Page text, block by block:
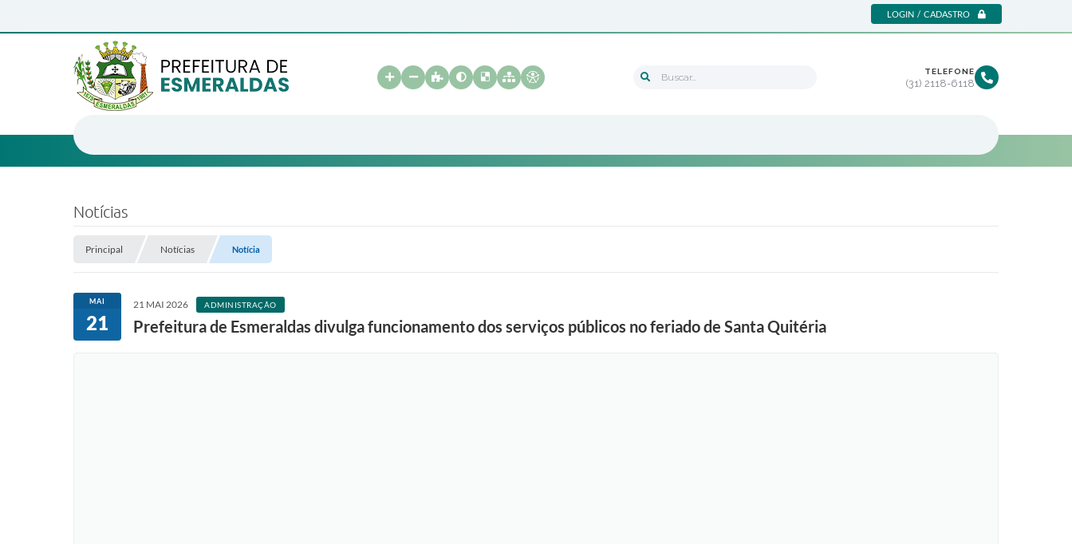
LOGIN / CADASTRO
Buscar... TELEFONE
(31) 2118-6118
Notícias
Principal Notícias Notícia
MAI
21
21 MAI 2026 ADMINISTRAÇÃO
Prefeitura de Esmeraldas divulga funcionamento dos serviços públicos no feriado de Santa Quitéria